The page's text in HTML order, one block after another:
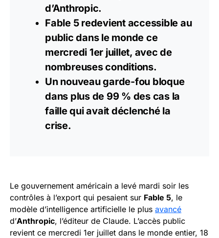
d’Anthropic.
Fable 5 redevient accessible au
public dans le monde ce
mercredi 1er juillet, avec de
nombreuses conditions.
Un nouveau garde-fou bloque
dans plus de 99 % des cas la
faille qui avait déclenché la
crise.
Le gouvernement américain a levé mardi soir les
contrôles à l’export qui pesaient sur Fable 5, le
modèle d’intelligence artificielle le plus avancé
d’Anthropic, l’éditeur de Claude. L’accès public
revient ce mercredi 1er juillet dans le monde entier, 18